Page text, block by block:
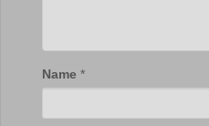
Name *